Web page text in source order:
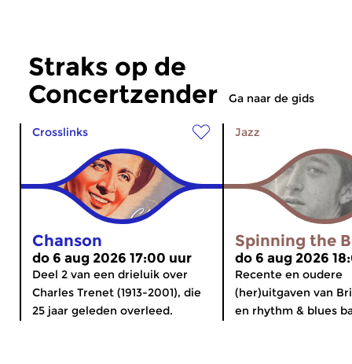
Straks op de
Concertzender
Ga naar de gids
Crosslinks
Chanson
do 6 aug 2026 17:00 uur
Deel 2 van een drieluik over
Charles Trenet (1913-2001), die
25 jaar geleden overleed.
Jazz
Spinning the
do 6 aug 2026
Recente en oudere
(her)uitgaven van
en rhythm & blues